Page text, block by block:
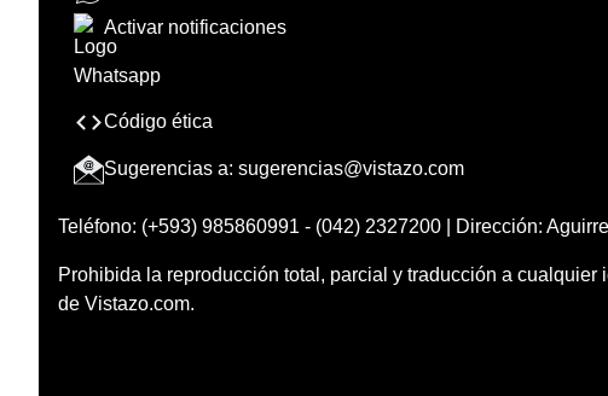
Activar notificaciones
Código ética
Sugerencias a: sugerencias@vistazo.com
Teléfono: (+593) 985860991 - (042) 2327200 | Dirección:
Prohibida la reproducción total, parcial y traducción a
de Vistazo.com.